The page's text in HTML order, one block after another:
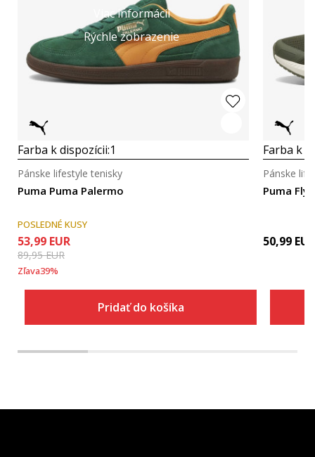
Viac informácií
Rýchle zobrazenie
Farba k dispozícii:1
Puma Puma Palermo
Pánske lifestyle tenisky
POSLEDNÉ KUSY
53,99 EUR
89,95EUR
Zľava39%
Pridať do košíka
Farba k
Puma
Pánske
50,99 EUR